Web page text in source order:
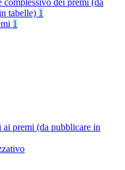
complessivo dei premi (da
tabelle) 1
1
premi (da pubblicare in